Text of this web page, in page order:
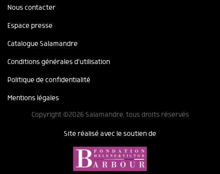
Nous contacter
Espace presse
Catalogue Salamandre
Conditions générales d'utilisation
Politique de confidentialité
Mentions légales
Copyright ©2026 Salamandre, tous droits réservés
Site réalisé avec le soutien de